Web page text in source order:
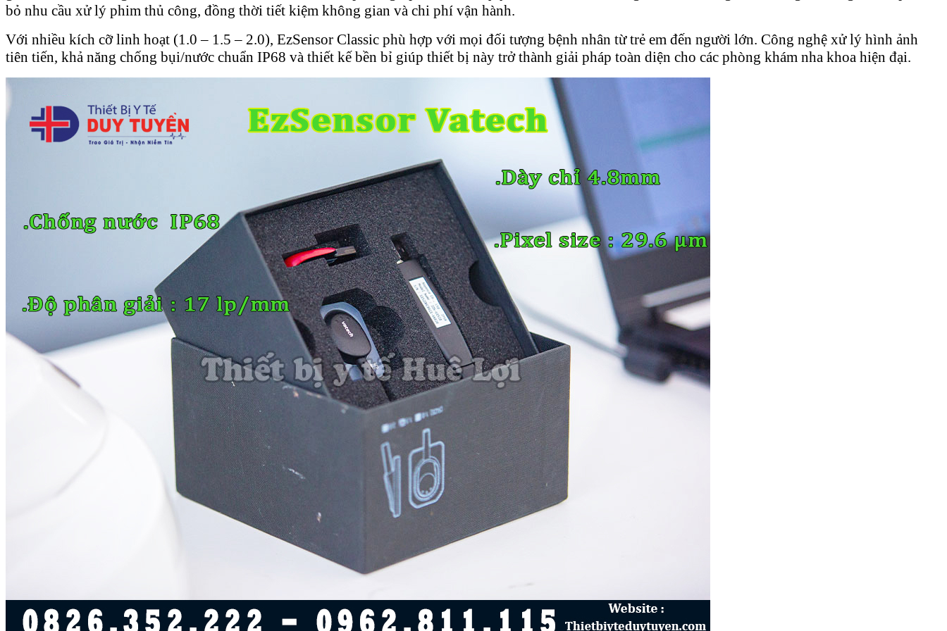
bỏ nhu cầu xử lý phim thủ công, đồng thời tiết kiệm không gian và chi phí vận hành.
Với nhiều kích cỡ linh hoạt (1.0 – 1.5 – 2.0), EzSensor Classic phù hợp với mọi đối tượng bệnh nhân từ trẻ em đến người lớn. Công nghệ xử lý hình ảnh
tiên tiến, khả năng chống bụi/nước chuẩn IP68 và thiết kế bền bỉ giúp thiết bị này trở thành giải pháp toàn diện cho các phòng khám nha khoa hiện đại.